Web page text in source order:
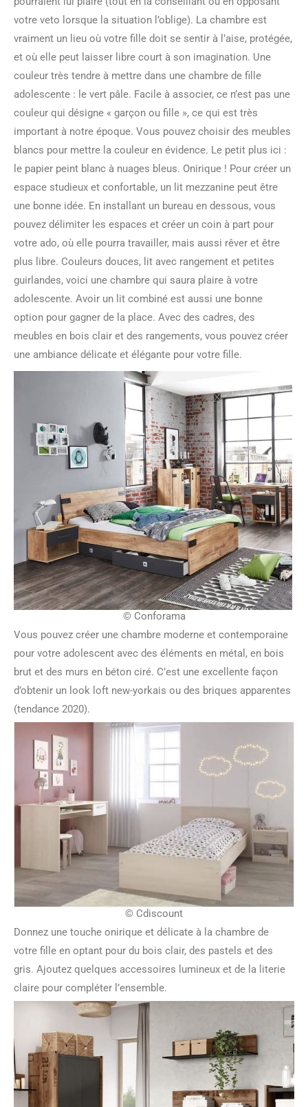
votre veto lorsque la situation l’oblige). La chambre est
vraiment un lieu où votre fille doit se sentir à l’aise, protégée,
et où elle peut laisser libre court à son imagination. Une
couleur très tendre à mettre dans une chambre de fille
adolescente : le vert pâle. Facile à associer, ce n’est pas une
couleur qui désigne « garçon ou fille », ce qui est très
important à notre époque. Vous pouvez choisir des meubles
blancs pour mettre la couleur en évidence. Le petit plus ici :
le papier peint blanc à nuages bleus. Onirique ! Pour créer un
espace studieux et confortable, un lit mezzanine peut être
une bonne idée. En installant un bureau en dessous, vous
pouvez délimiter les espaces et créer un coin à part pour
votre ado, où elle pourra travailler, mais aussi rêver et être
plus libre. Couleurs douces, lit avec rangement et petites
guirlandes, voici une chambre qui saura plaire à votre
adolescente. Avoir un lit combiné est aussi une bonne
option pour gagner de la place. Avec des cadres, des
meubles en bois clair et des rangements, vous pouvez créer
une ambiance délicate et élégante pour votre fille.
© Conforama
Vous pouvez créer une chambre moderne et contemporaine
pour votre adolescent avec des éléments en métal, en bois
brut et des murs en béton ciré. C’est une excellente façon
d’obtenir un look loft new-yorkais ou des briques apparentes
(tendance 2020).
© Cdiscount
Donnez une touche onirique et délicate à la chambre de
votre fille en optant pour du bois clair, des pastels et des
gris. Ajoutez quelques accessoires lumineux et de la literie
claire pour compléter l’ensemble.